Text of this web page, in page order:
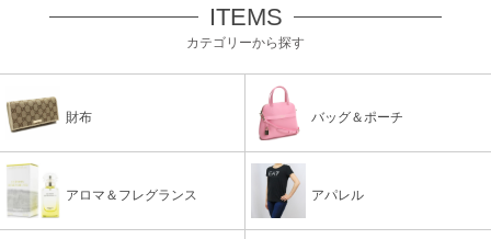
ITEMS
カテゴリーから探す
財布 バッグ＆ポーチ
アロマ＆フレグランス アパレル